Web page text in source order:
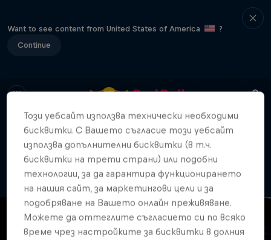
Want to see content from United States of America
?
Continue
404
Странно. Къде отиде
страницата?!
Този уебсайт използва технически необходими
бисквитки. С Вашето съгласие този уебсайт
използва допълнителни бисквитки (в т.ч.
бисквитки на трети страни) или подобни
технологии, за да гарантира функционирането
на нашия сайт, за маркетингови цели и за
подобряване на Вашето онлайн преживяване.
Можете да оттеглите съгласието си по всяко
време чрез настройките за бисквитки в долния